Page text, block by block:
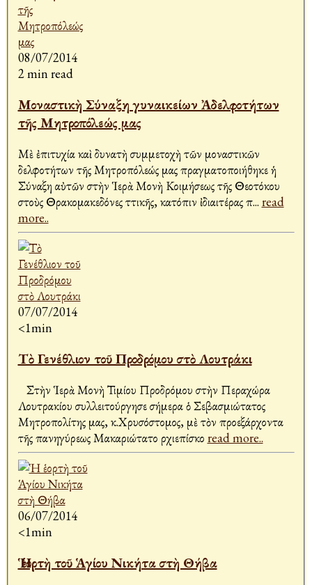
08/07/2014
2 min read
Μοναστικὴ Σύναξη γυναικείων Ἀδελφοτήτων
τῆς Μητροπόλεώς μας
Μὲ ἐπιτυχία καὶ δυνατὴ συμμετοχὴ τῶν μοναστικῶν
Ἀδελφοτήτων τῆς Μητροπόλεώς μας πραγματοποιήθηκε ἡ
Σύναξη αὐτῶν στὴν Ἱερὰ Μονὴ Κοιμήσεως τῆς Θεοτόκου
στοὺς Θρακομακεδόνες Ἀττικῆς, κατόπιν ἰδιαιτέρας π... read
more..
07/07/2014
<1min
Τὸ Γενέθλιον τοῦ Προδρόμου στὸ Λουτράκι
Στὴν Ἱερὰ Μονὴ Τιμίου Προδρόμου στὴν Περαχώρα
Λουτρακίου συλλειτούργησε σήμερα ὁ Σεβασμιώτατος
Μητροπολίτης μας, κ.Χρυσόστομος, μὲ τὸν προεξάρχοντα
τῆς πανηγύρεως Μακαριώτατο Ἀρχιεπίσκο read more..
06/07/2014
<1min
Ἡ ἑορτὴ τοῦ Ἁγίου Νικήτα στὴ Θήβα